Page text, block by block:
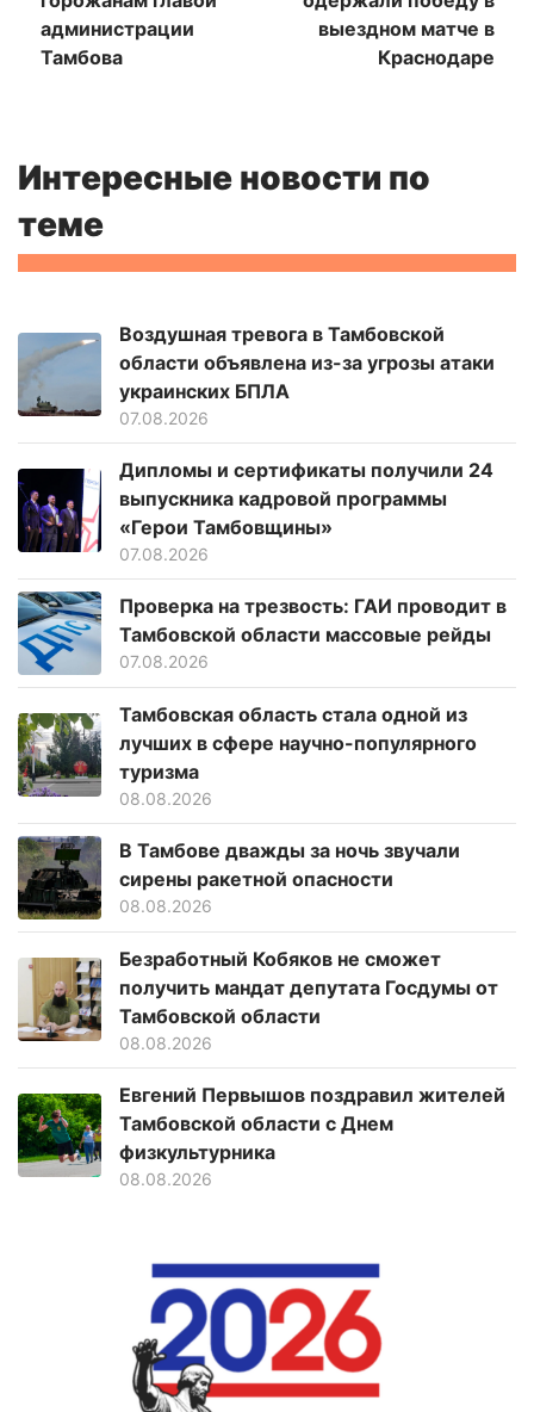
администрации
Тамбова
выездном матче в
Краснодаре
Интересные новости по
теме
Воздушная тревога в Тамбовской
области объявлена из-за угрозы атаки
украинских БПЛА
07.08.2026
Дипломы и сертификаты получили 24
выпускника кадровой программы
«Герои Тамбовщины»
07.08.2026
Проверка на трезвость: ГАИ проводит в
Тамбовской области массовые рейды
07.08.2026
Тамбовская область стала одной из
лучших в сфере научно-популярного
туризма
08.08.2026
В Тамбове дважды за ночь звучали
сирены ракетной опасности
08.08.2026
Безработный Кобяков не сможет
получить мандат депутата Госдумы от
Тамбовской области
08.08.2026
Евгений Первышов поздравил жителей
Тамбовской области с Днем
физкультурника
08.08.2026